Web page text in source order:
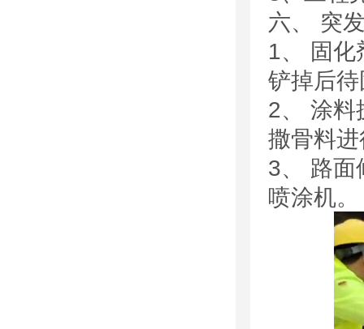
六、 突
1、 固化
铲掉后
2、 涂料
撒骨料进
3、 路面
喷涂机。